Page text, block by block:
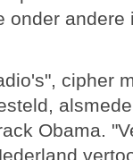
andere
cipher
Obama.